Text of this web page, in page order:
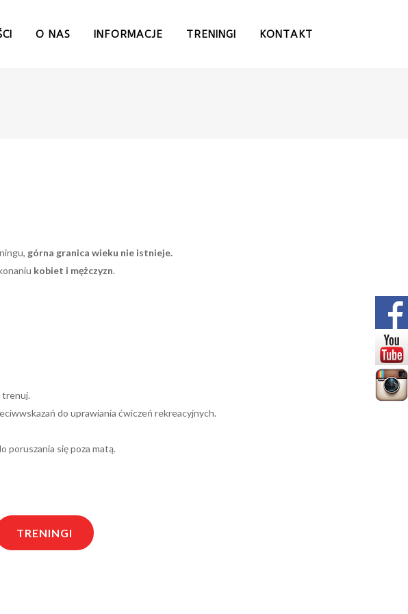
O NAS INFORMACJE TRENINGI KONTAKT
górna granica wieku nie istnieje.
kobiet i mężczyzn.
trenuj.
do uprawiania ćwiczeń rekreacyjnych.
poruszania się poza matą.
TRENINGI